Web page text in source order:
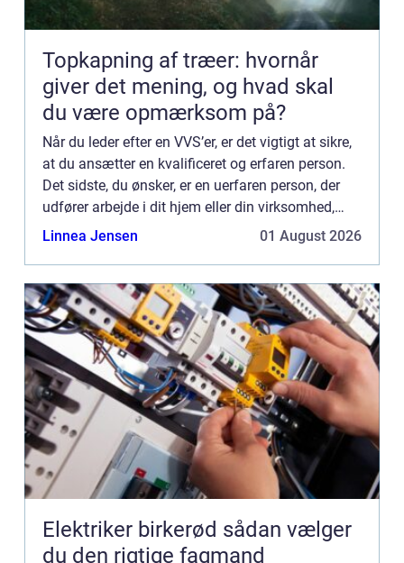
Topkapning af træer: hvornår
giver det mening, og hvad skal
du være opmærksom på?
Når du leder efter en VVS’er, er det vigtigt at sikre,
at du ansætter en kvalificeret og erfaren person.
Det sidste, du ønsker, er en uerfaren person, der
udfører arbejde i dit hjem eller din virksomhed,
hvilket kan føre til dyre reparationer. ...
Linnea Jensen 01 August 2026
Elektriker birkerød sådan vælger
du den rigtige fagmand